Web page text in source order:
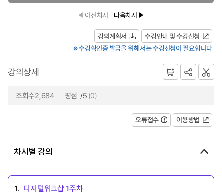
이전차시 다음차시
강의계획서
수강안내 및 수강신청
※ 수강확인증 발급을 위해서는 수강신청이 필요합니다
강의상세
조회수2,684 평점 /5 (0)
오류접수 이용방법
차시별 강의
1. 디지털워크샵 1주차